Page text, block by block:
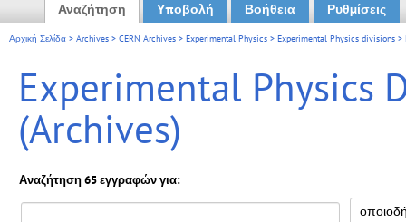
Main menu
Αναζήτηση Υποβολή Βοήθεια Ρυθμίσεις
Αρχική Σελίδα > Archives > CERN Archives > Experimental Physics > Experimental Physics divisions >
Experimental Physics
(Archives)
Αναζήτηση 65 εγγραφών για: